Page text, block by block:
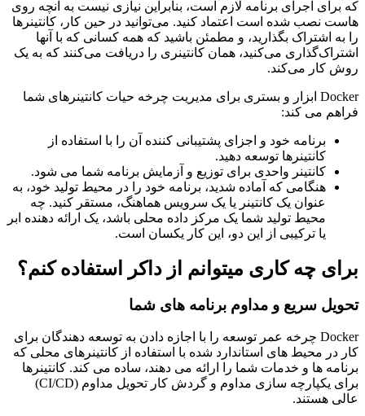
که برای اجرای برنامه لازم است، بنابراین نیازی نیست به آنچه روی
هاست نصب شده است اعتماد کنید. می‌توانید در حین کار، کانتینرها
را به اشتراک بگذارید، و مطمئن باشید که همه کسانی که با آنها
اشتراک‌گذاری می‌کنید، همان کانتینری را دریافت می‌کنند که به یک
روش کار می‌کند.
Docker ابزار و بستری برای مدیریت چرخه حیات کانتینرهای شما
فراهم می کند:
برنامه خود و اجزای پشتیبانی کننده آن را با استفاده از
کانتینرها توسعه دهید.
کانتینر واحدی برای توزیع و آزمایش برنامه شما می شود.
هنگامی که آماده شدید، برنامه خود را در محیط تولید خود، به
عنوان یک کانتینر یا یک سرویس هماهنگ، مستقر کنید. چه
محیط تولید شما یک مرکز داده محلی باشد، یک ارائه دهنده ابر
یا ترکیبی از این دو، این کار یکسان است.
برای چه کاری میتوانم از داکر استفاده کنم؟
تحویل سریع و مداوم برنامه های شما
Docker چرخه عمر توسعه را با اجازه دادن به توسعه دهندگان برای
کار در محیط های استاندارد شده با استفاده از کانتینرهای محلی که
برنامه ها و خدمات شما را ارائه می دهند، ساده می کند. کانتینرها
برای یکپارچه سازی مداوم و گردش کار تحویل مداوم (CI/CD)
عالی هستند.